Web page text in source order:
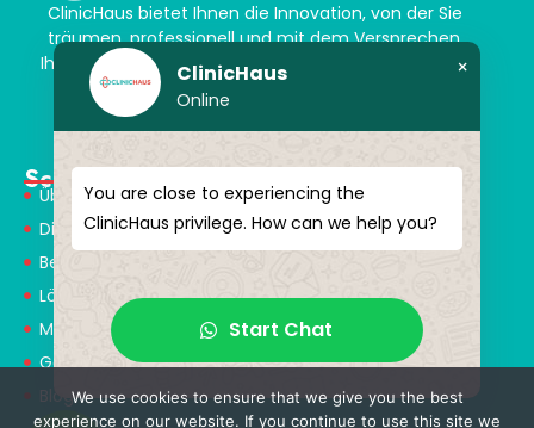
ClinicHaus bietet Ihnen die Innovation, von der Sie
träumen, professionell und mit dem Versprechen,
Ihnen magische Akzente zu verleihen. Schenken Sie
sich selbst ein neues „Ich“.
Schnellmenü
Über Uns
Dienstleistungen
Behandlungen
Lösungspartner
Medical Consultants
Gesundheitstourismus
Blog
ClinicHaus
Online
×
You are close to experiencing the
ClinicHaus privilege. How can we help you?
Start Chat
We use cookies to ensure that we give you the best
experience on our website. If you continue to use this site we